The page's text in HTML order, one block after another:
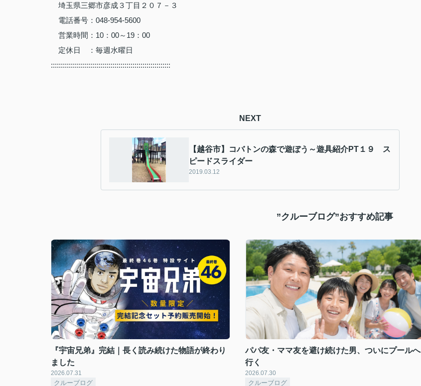
埼玉県三郷市彦成３丁目２０７－３
電話番号：048-954-5600
営業時間：10：00～19：00
定休日 ：毎週水曜日
::::::::::::::::::::::::::::::::::::::::::::::::::::::::::::
NEXT
【越谷市】コバトンの森で遊ぼう～遊具紹介PT１９ ス
ピードスライダー
2019.03.12
”クルーブログ”おすすめ記事
『宇宙兄弟』完結｜長く読み続けた物語が終わり
ました
2026.07.31
クルーブログ
パパ友・ママ友を避け続けた男、ついにプールへ
行く
2026.07.30
クルーブログ